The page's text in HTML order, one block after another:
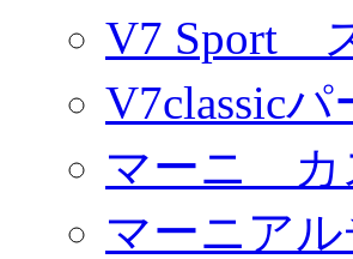
V7 Sport
V7classicパ
マーニ カ
マーニア